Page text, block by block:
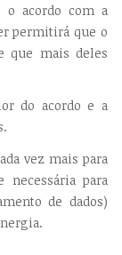
o acordo com a
permitirá que o
que mais deles
do acordo e a
vez mais para
para
de dados)